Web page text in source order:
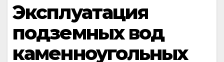
Эксплуатация
подземных вод
каменноугольных